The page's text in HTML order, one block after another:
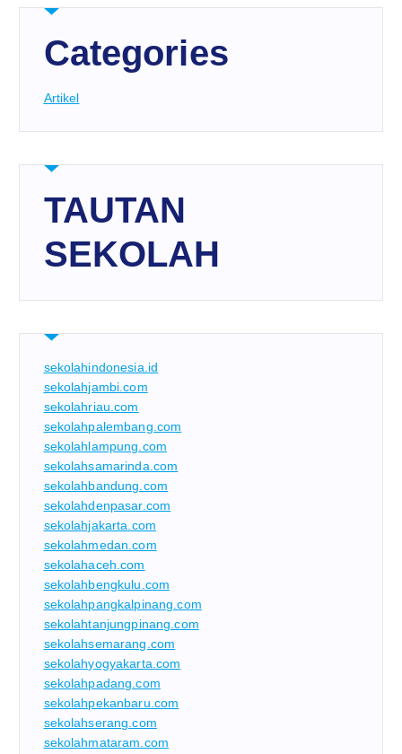
Categories
Artikel
TAUTAN
SEKOLAH
sekolahindonesia.id
sekolahjambi.com
sekolahriau.com
sekolahpalembang.com
sekolahlampung.com
sekolahsamarinda.com
sekolahbandung.com
sekolahdenpasar.com
sekolahjakarta.com
sekolahmedan.com
sekolahaceh.com
sekolahbengkulu.com
sekolahpangkalpinang.com
sekolahtanjungpinang.com
sekolahsemarang.com
sekolahyogyakarta.com
sekolahpadang.com
sekolahpekanbaru.com
sekolahserang.com
sekolahmataram.com